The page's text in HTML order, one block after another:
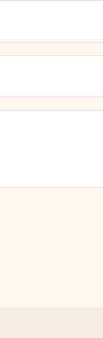
stránce
dárek.
si mohu vybrat?
zvolit možnost
odeslán jako
Chcete
ruční převod.
v úvahu